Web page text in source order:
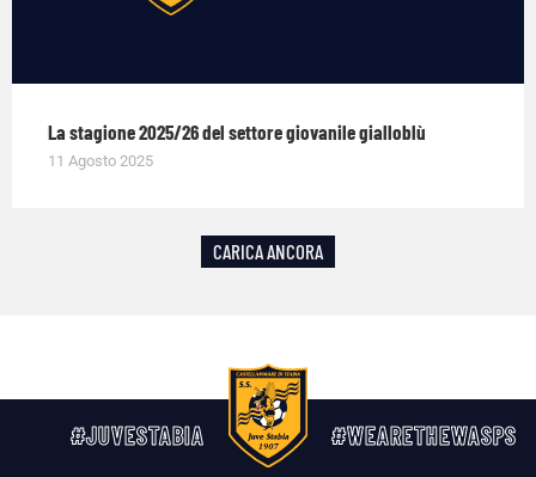
La stagione 2025/26 del settore giovanile gialloblù
11 Agosto 2025
CARICA ANCORA
#JUVESTABIA #WEARETHEWASPS